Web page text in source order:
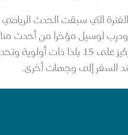
التي سبقت الحدث
مع التركيز على 15
السفر إلى وجهات أخرى.